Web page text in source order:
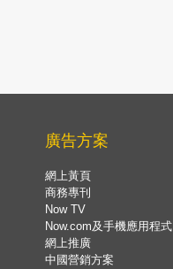
廣告方案
網上黃頁
商務專刊
Now TV
Now.com及手機應用程式
網上推廣
中國營銷方案